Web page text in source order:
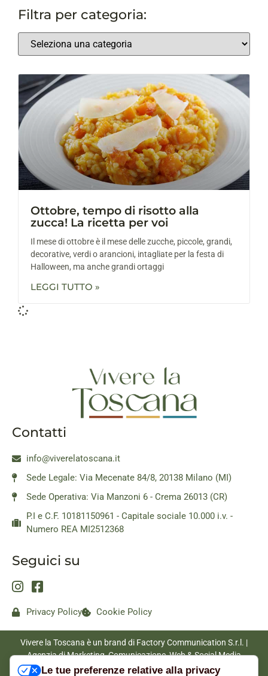
Filtra per categoria:
Ottobre, tempo di risotto alla
zucca! La ricetta per voi
Il mese di ottobre è il mese delle zucche, piccole, grandi,
decorative, verdi o arancioni, intagliate per la festa di
Halloween, ma anche grandi ortaggi
LEGGI TUTTO »
Contatti
info@viverelatoscana.it
Sede Legale: Via Mecenate 84/8, 20138 Milano (MI)
Sede Operativa: Via Manzoni 6 - Crema 26013 (CR)
P.I e C.F. 10181150961 - Capitale sociale 10.000 i.v. -
Numero REA MI2512368
Seguici su
Privacy Policy Cookie Policy
Vivere la Toscana è un brand di Factory Communication S.r.l. |
Agenzia di Marketing, Comunicazione, Web & Social Media
|www.factorycommunication.it
Le tue preferenze relative alla privacy